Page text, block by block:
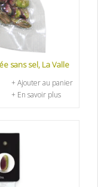
sans sel, La Valle
+ Ajouter au panier
+ En savoir plus